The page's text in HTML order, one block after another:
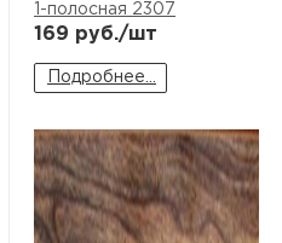
1-полосная 2307
169 руб./шт
Подробнее...